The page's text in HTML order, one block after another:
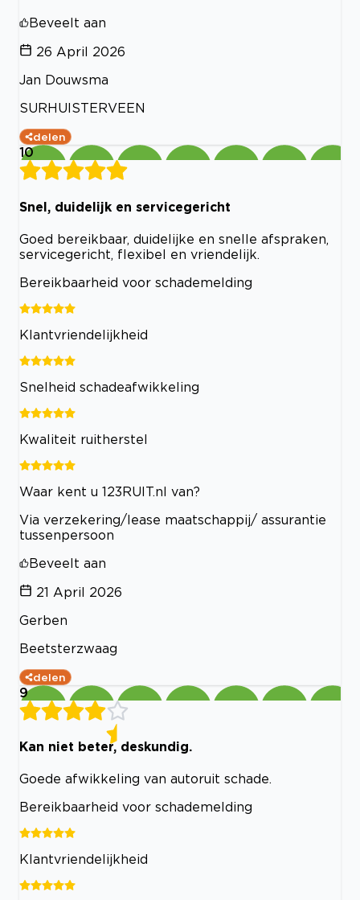
Beveelt aan
26 April 2026
Jan Douwsma
SURHUISTERVEEN
delen
10
Snel, duidelijk en servicegericht
Goed bereikbaar, duidelijke en snelle afspraken,
servicegericht, flexibel en vriendelijk.
Bereikbaarheid voor schademelding
Klantvriendelijkheid
Snelheid schadeafwikkeling
Kwaliteit ruitherstel
Waar kent u 123RUIT.nl van?
Via verzekering/lease maatschappij/ assurantie
tussenpersoon
Beveelt aan
21 April 2026
Gerben
Beetsterzwaag
delen
9
Kan niet beter, deskundig.
Goede afwikkeling van autoruit schade.
Bereikbaarheid voor schademelding
Klantvriendelijkheid